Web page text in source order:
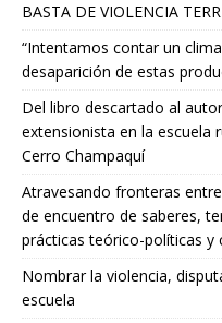
BASTA DE VIOLENCIA
“Intentamos contar un
desaparición de estas
Del libro descartado al
extensionista en la escuela
Cerro Champaquí
Atravesando fronteras
de encuentro de saberes,
prácticas teórico-políticas y
Nombrar la violencia,
escuela